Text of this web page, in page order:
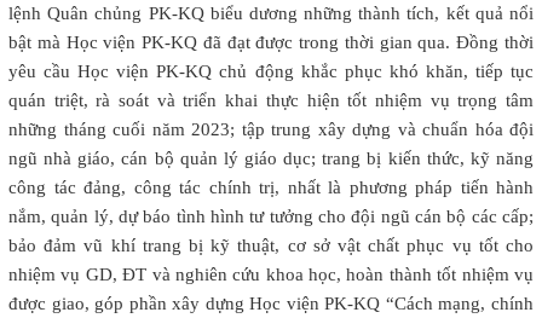
lệnh Quân chủng PK-KQ biểu dương những thành tích, kết quả nổi
bật mà Học viện PK-KQ đã đạt được trong thời gian qua. Đồng thời
yêu cầu Học viện PK-KQ chủ động khắc phục khó khăn, tiếp tục
quán triệt, rà soát và triển khai thực hiện tốt nhiệm vụ trọng tâm
những tháng cuối năm 2023; tập trung xây dựng và chuẩn hóa đội
ngũ nhà giáo, cán bộ quản lý giáo dục; trang bị kiến thức, kỹ năng
công tác đảng, công tác chính trị, nhất là phương pháp tiến hành
nắm, quản lý, dự báo tình hình tư tưởng cho đội ngũ cán bộ các cấp;
bảo đảm vũ khí trang bị kỹ thuật, cơ sở vật chất phục vụ tốt cho
nhiệm vụ GD, ĐT và nghiên cứu khoa học, hoàn thành tốt nhiệm vụ
được giao, góp phần xây dựng Học viện PK-KQ “Cách mạng, chính